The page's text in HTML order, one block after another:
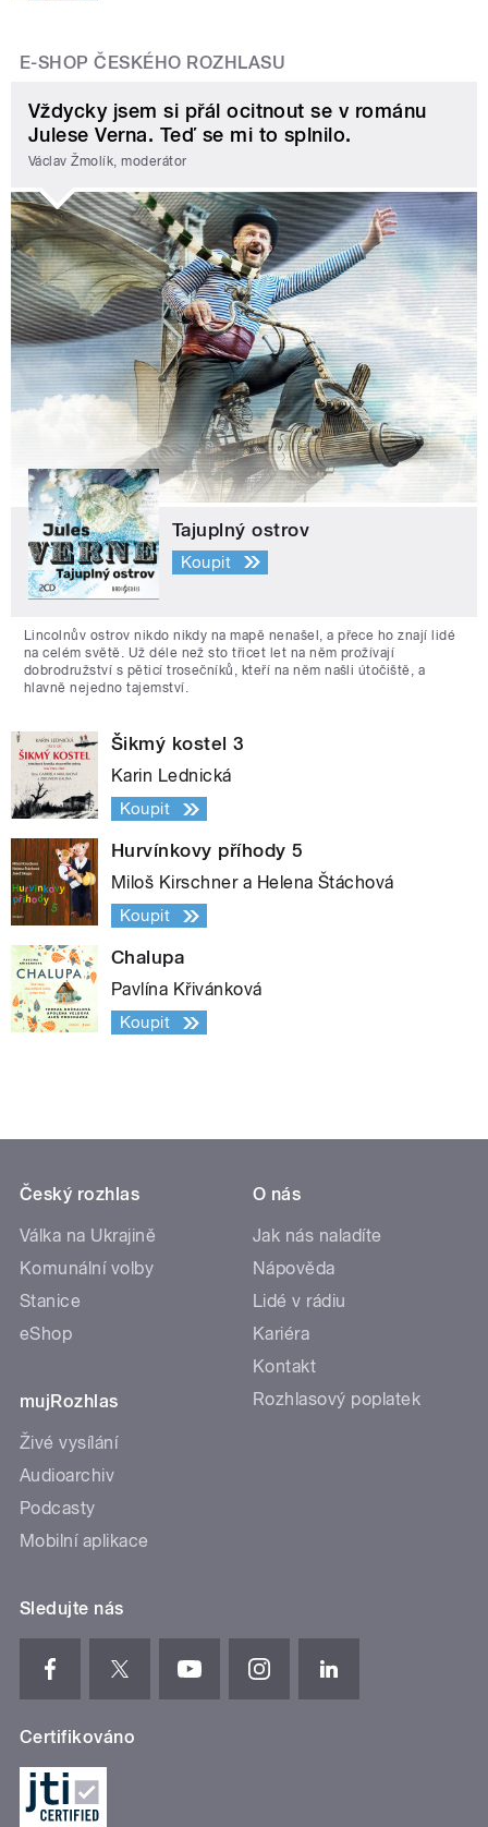
E-SHOP ČESKÉHO ROZHLASU
Vždycky jsem si přál ocitnout se v románu
Julese Verna. Teď se mi to splnilo.
Václav Žmolík, moderátor
Tajuplný ostrov
Koupit
Lincolnův ostrov nikdo nikdy na mapě nenašel, a přece ho znají lidé
na celém světě. Už déle než sto třicet let na něm prožívají
dobrodružství s pěticí trosečníků, kteří na něm našli útočiště, a
hlavně nejedno tajemství.
Šikmý kostel 3
Karin Lednická
Koupit
Hurvínkovy příhody 5
Miloš Kirschner a Helena Štáchová
Koupit
Chalupa
Pavlína Křivánková
Koupit
Český rozhlas
Válka na Ukrajině
Komunální volby
Stanice
eShop
mujRozhlas
Živé vysílání
Audioarchiv
Podcasty
Mobilní aplikace
O nás
Jak nás naladíte
Nápověda
Lidé v rádiu
Kariéra
Kontakt
Rozhlasový poplatek
Sledujte nás
Certifikováno